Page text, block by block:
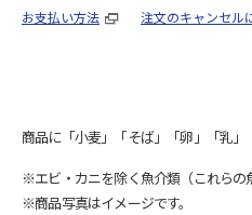
お支払い方法 注文のキャンセル
商品に「小麦」「そば」「卵」「乳
※エビ・カニを除く魚介類（これらの
※商品写真はイメージです。